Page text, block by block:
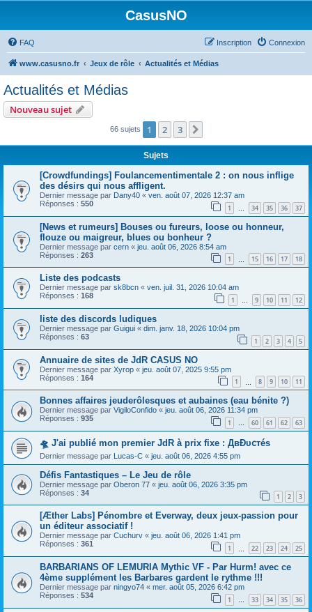
CasusNO
FAQ Connexion
Inscription
www.casusno.fr Jeux de rôle Actualités et Médias
Actualités et Médias
Nouveau sujet
66 sujets 1 2 3
Sujets
[Crowdfundings] Foulancementimentale 2 : on nous inflige
des désirs qui nous affligent.
Dernier message par Dany40 « ven. août 07, 2026 12:37 am
Réponses : 550 1 … 34 35 36 37
[News et rumeurs] Bouses ou fureurs, loose ou honneur,
flouze ou maigreur, blues ou bonheur ?
Dernier message par cern « jeu. août 06, 2026 8:54 am
Réponses : 263 1 15 16 17 18
Liste des podcasts
Dernier message par sk8bcn « ven. juil. 31, 2026 10:04 am
Réponses : 168 1 … 9 10 11 12
liste des discords ludiques
Dernier message par Guigui « dim. janv. 18, 2026 10:04 pm
Réponses : 63 1 2 3 4 5
Annuaire de sites de JdR CASUS NO
Dernier message par Xyrop « jeu. août 07, 2025 9:55 pm
Réponses : 164 1 8 9 10 11
Bonnes affaires jeuderôlesques et aubaines (eau bénite ?)
Dernier message par VigiloConfido « jeu. août 06, 2026 11:34 pm
Réponses : 935 1 … 60 61 62 63
🛸 J'ai publié mon premier JdR à prix fixe : ДвĐυ𝖼тéѕ
Dernier message par Lucas-C « jeu. août 06, 2026 4:55 pm
Défis Fantastiques – Le Jeu de rôle
Dernier message par Oberon 77 « jeu. août 06, 2026 3:35 pm
Réponses : 34 1 2 3
[Æther Labs] Pénombre et Everway, deux jeux-passion pour
un éditeur associatif !
Dernier message par Cuchurv « jeu. août 06, 2026 1:41 pm
Réponses : 361 1 22 23 24 25
BARBARIANS OF LEMURIA Mythic VF - Par Hurm! avec ce
4ème supplément les Barbares gardent le rythme !!!
Dernier message par ningyo74 « mer. août 05, 2026 6:42 pm
Réponses : 534 1 … 33 34 35 36